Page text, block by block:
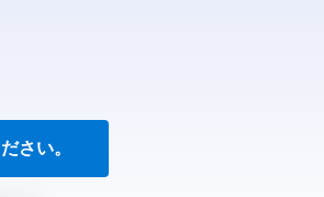
さい。